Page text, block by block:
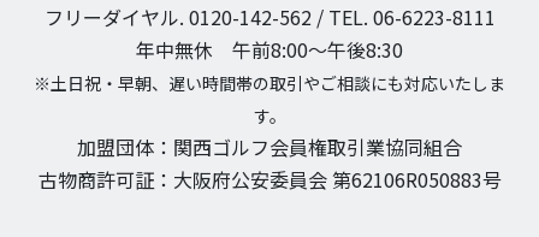
フリーダイヤル. 0120-142-562 / TEL. 06-6223-8111
年中無休 午前8:00〜午後8:30
※土日祝・早朝、遅い時間帯の取引やご相談にも対応いたしま
す。
加盟団体：関西ゴルフ会員権取引業協同組合
古物商許可証：大阪府公安委員会 第62106R050883号